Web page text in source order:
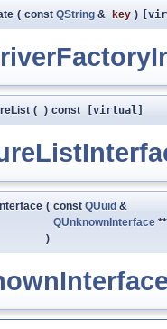
( const QString & key )
( ) const [virtual]
( const QUuid &
QUnknownInterface
)